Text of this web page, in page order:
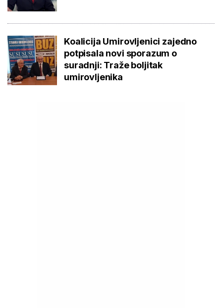
Koalicija Umirovljenici zajedno
potpisala novi sporazum o
suradnji: Traže boljitak
umirovljenika